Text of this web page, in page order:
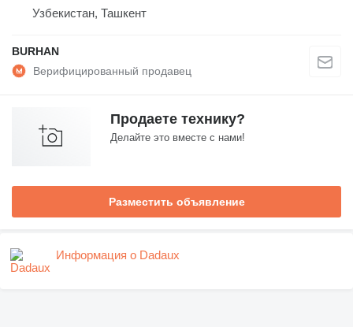
Узбекистан, Ташкент
BURHAN
Продаете технику?
Делайте это вместе с нами!
Разместить объявление
Информация о Dadaux